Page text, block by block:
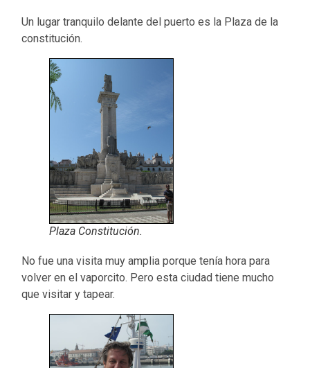
Un lugar tranquilo delante del puerto es la Plaza de la
constitución.
Plaza Constitución.
No fue una visita muy amplia porque tenía hora para
volver en el vaporcito. Pero esta ciudad tiene mucho
que visitar y tapear.